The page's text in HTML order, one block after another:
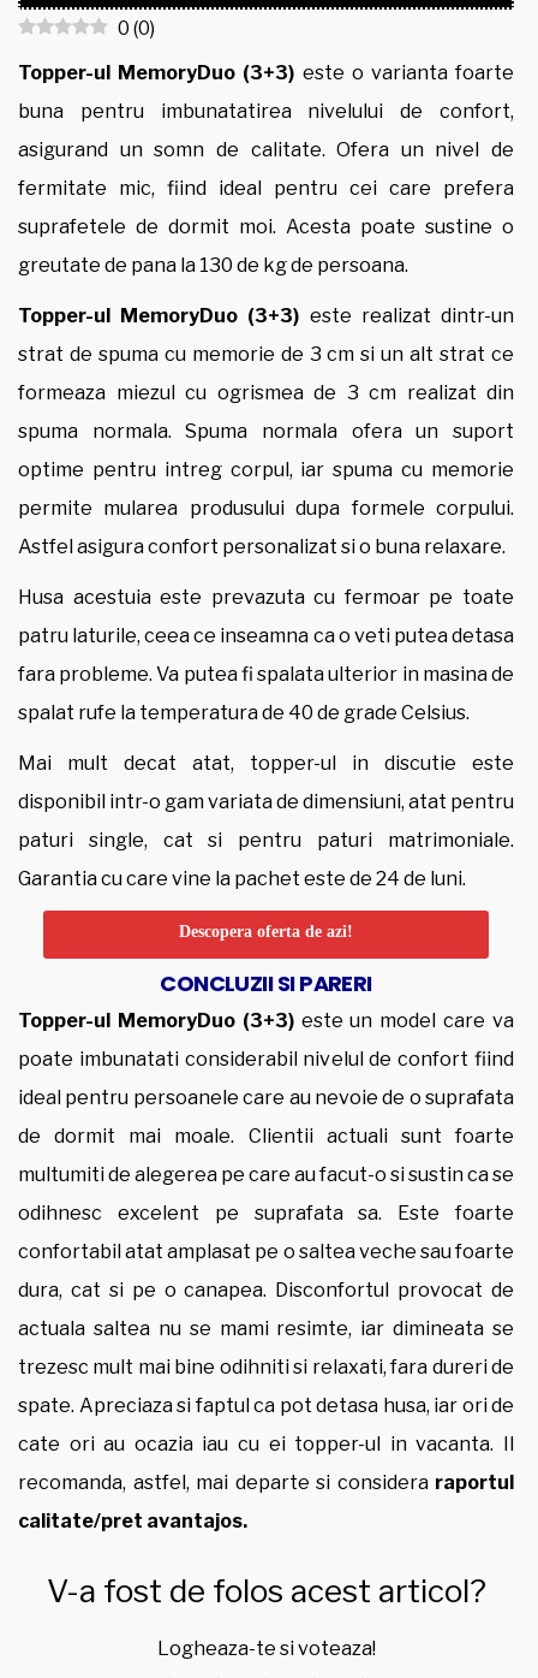
0 (0)
Topper-ul MemoryDuo (3+3) este o varianta foarte
buna pentru imbunatatirea nivelului de confort,
asigurand un somn de calitate. Ofera un nivel de
fermitate mic, fiind ideal pentru cei care prefera
suprafetele de dormit moi. Acesta poate sustine o
greutate de pana la 130 de kg de persoana.
Topper-ul MemoryDuo (3+3) este realizat dintr-un
strat de spuma cu memorie de 3 cm si un alt strat ce
formeaza miezul cu ogrismea de 3 cm realizat din
spuma normala. Spuma normala ofera un suport
optime pentru intreg corpul, iar spuma cu memorie
permite mularea produsului dupa formele corpului.
Astfel asigura confort personalizat si o buna relaxare.
Husa acestuia este prevazuta cu fermoar pe toate
patru laturile, ceea ce inseamna ca o veti putea detasa
fara probleme. Va putea fi spalata ulterior in masina de
spalat rufe la temperatura de 40 de grade Celsius.
Mai mult decat atat, topper-ul in discutie este
disponibil intr-o gam variata de dimensiuni, atat pentru
paturi single, cat si pentru paturi matrimoniale.
Garantia cu care vine la pachet este de 24 de luni.
Descopera oferta de azi!
CONCLUZII SI PARERI
Topper-ul MemoryDuo (3+3) este un model care va
poate imbunatati considerabil nivelul de confort fiind
ideal pentru persoanele care au nevoie de o suprafata
de dormit mai moale. Clientii actuali sunt foarte
multumiti de alegerea pe care au facut-o si sustin ca se
odihnesc excelent pe suprafata sa. Este foarte
confortabil atat amplasat pe o saltea veche sau foarte
dura, cat si pe o canapea. Disconfortul provocat de
actuala saltea nu se mami resimte, iar dimineata se
trezesc mult mai bine odihniti si relaxati, fara dureri de
spate. Apreciaza si faptul ca pot detasa husa, iar ori de
cate ori au ocazia iau cu ei topper-ul in vacanta. Il
recomanda, astfel, mai departe si considera raportul
calitate/pret avantajos.
V-a fost de folos acest articol?
Logheaza-te si voteaza!